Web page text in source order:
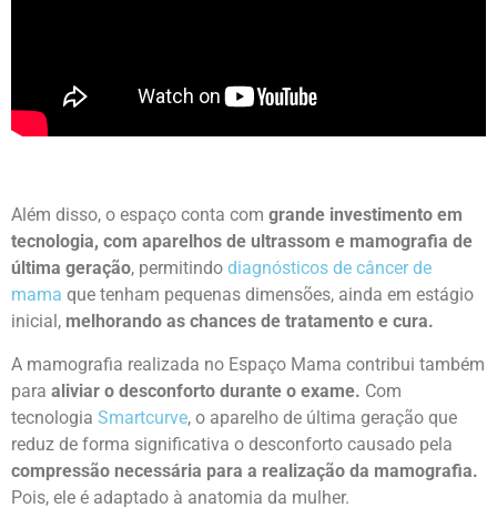
Além disso, o espaço conta com grande investimento em
tecnologia, com aparelhos de ultrassom e mamografia de
última geração, permitindo diagnósticos de câncer de
mama que tenham pequenas dimensões, ainda em estágio
inicial, melhorando as chances de tratamento e cura.
A mamografia realizada no Espaço Mama contribui também
para aliviar o desconforto durante o exame. Com
tecnologia Smartcurve, o aparelho de última geração que
reduz de forma significativa o desconforto causado pela
compressão necessária para a realização da mamografia.
Pois, ele é adaptado à anatomia da mulher.